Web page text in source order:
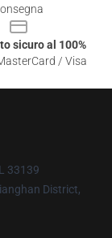
sicuro al 100%
/ Visa
33139
District,